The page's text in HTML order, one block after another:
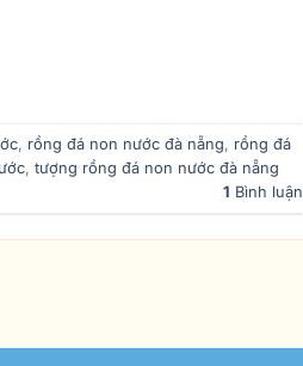
, rồng đá non nước đà nẵng, rồng đá
, tượng rồng đá non nước đà nẵng
1 Bình luận